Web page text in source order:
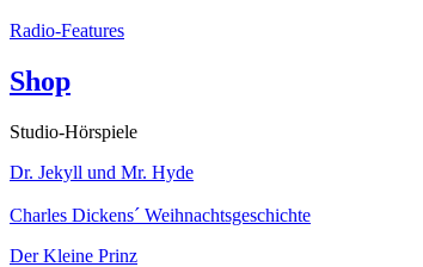
Radio-Features
Shop
Studio-Hörspiele
Dr. Jekyll und Mr. Hyde
Charles Dickens´ Weihnachtsgeschichte
Der Kleine Prinz